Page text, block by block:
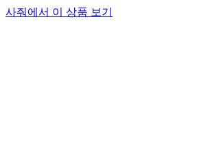
사줘에서 이 상품 보기